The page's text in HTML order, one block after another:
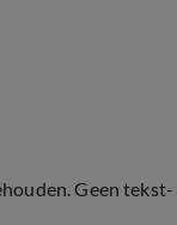
Geen tekst-